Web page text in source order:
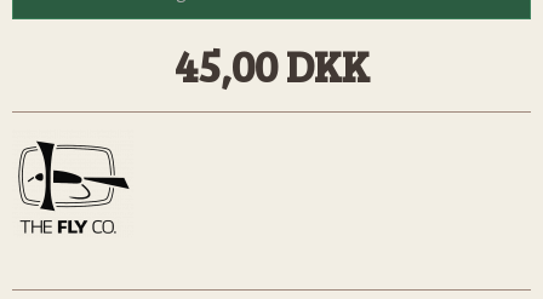
45,00 DKK